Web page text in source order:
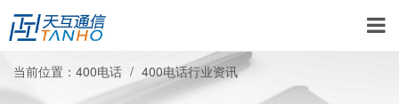
当前位置： 400电话 400电话行业资讯